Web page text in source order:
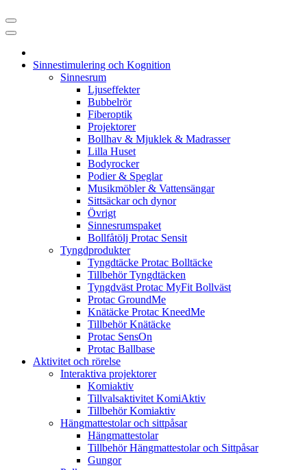
Sinnestimulering och Kognition
Sinnesrum
Ljuseffekter
Bubbelrör
Fiberoptik
Projektorer
Bollhav & Mjuklek & Madrasser
Lilla Huset
Bodyrocker
Podier & Speglar
Musikmöbler & Vattensängar
Sittsäckar och dynor
Övrigt
Sinnesrumspaket
Bollfåtölj Protac Sensit
Tyngdprodukter
Tyngdtäcke Protac Bolltäcke
Tillbehör Tyngdtäcken
Tyngdväst Protac MyFit Bollväst
Protac GroundMe
Knätäcke Protac KneedMe
Tillbehör Knätäcke
Protac SensOn
Protac Ballbase
Aktivitet och rörelse
Interaktiva projektorer
Komiaktiv
Tillvalsaktivitet KomiAktiv
Tillbehör Komiaktiv
Hängmattestolar och sittpåsar
Hängmattestolar
Tillbehör Hängmattestolar och Sittpåsar
Gungor